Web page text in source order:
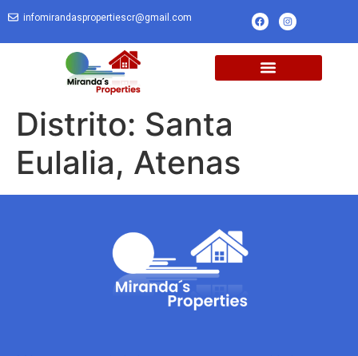
infomirandaspropertiescr@gmail.com
Distrito: Santa
Eulalia, Atenas